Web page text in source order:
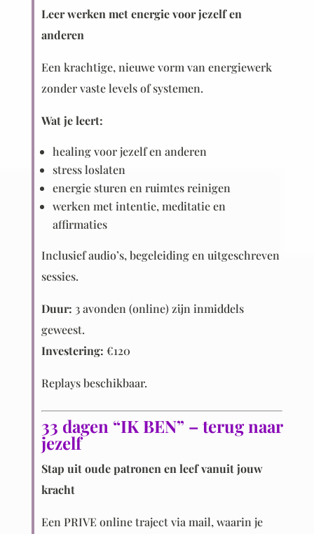
Leer werken met energie voor jezelf en
anderen
Een krachtige, nieuwe vorm van energiewerk
zonder vaste levels of systemen.
Wat je leert:
healing voor jezelf en anderen
stress loslaten
energie sturen en ruimtes reinigen
werken met intentie, meditatie en
affirmaties
Inclusief audio’s, begeleiding en uitgeschreven
sessies.
Duur: 3 avonden (online) zijn inmiddels
geweest.
Investering: €120
Replays beschikbaar.
33 dagen “IK BEN” – terug naar
jezelf
Stap uit oude patronen en leef vanuit jouw
kracht
Een PRIVE online traject via mail, waarin je